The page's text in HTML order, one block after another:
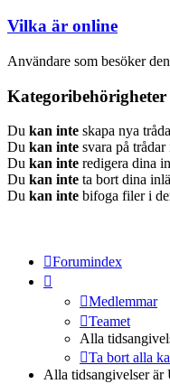
Vilka är online
Användare som besöker
Kategoribehörigheter
Du kan inte skapa nya
Du kan inte svara på
Du kan inte redigera dina
Du kan inte ta bort dina
Du kan inte bifoga filer i
Forumindex
Medlemmar
Teamet
Alla
Ta bort alla
Alla tidsangivelser